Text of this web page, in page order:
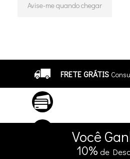
Avise-me quando chegar
FRETE GRÁTIS
5% DE DESCONTO
Você
10% de